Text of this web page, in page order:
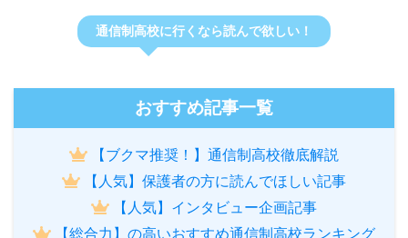
通信制高校に行くなら読んで欲しい！
おすすめ記事一覧
【ブクマ推奨！】通信制高校徹底解説
【人気】保護者の方に読んでほしい記事
【人気】インタビュー企画記事
【総合力】の高いおすすめ通信制高校ランキング